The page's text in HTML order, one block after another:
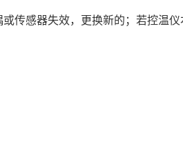
传感器失效，更换新的；若控温